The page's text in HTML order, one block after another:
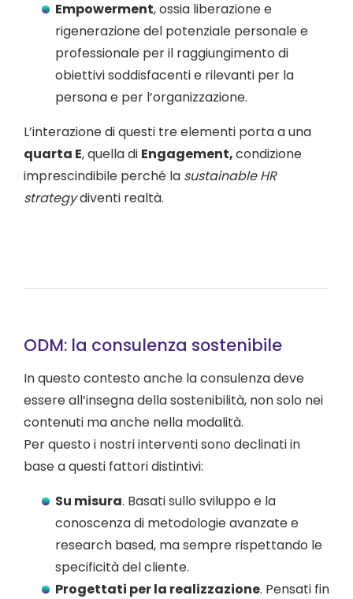
Empowerment, ossia liberazione e
rigenerazione del potenziale personale e
professionale per il raggiungimento di
obiettivi soddisfacenti e rilevanti per la
persona e per l’organizzazione.
L’interazione di questi tre elementi porta a una
quarta E, quella di Engagement,condizione
imprescindibile perché la sustainable HR
strategydiventi realtà.
ODM: la consulenza sostenibile
In questo contesto anche la consulenza deve
essere all’insegna della sostenibilità, non solo nei
contenuti ma anche nella modalità.
Per questo i nostri interventi sono declinati in
base a questi fattori distintivi:
Su misura. Basati sullo sviluppo e la
conoscenza di metodologie avanzate e
research based, ma sempre rispettando le
specificità del cliente.
Progettati per la realizzazione. Pensati fin